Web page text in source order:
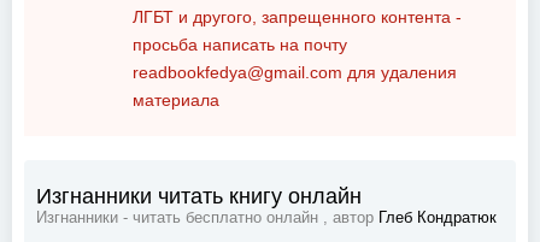
ЛГБТ и другого, запрещенного контента -
просьба написать на почту
readbookfedya@gmail.com для удаления
материала
Изгнанники читать книгу онлайн
Изгнанники - читать бесплатно онлайн , автор Глеб Кондратюк